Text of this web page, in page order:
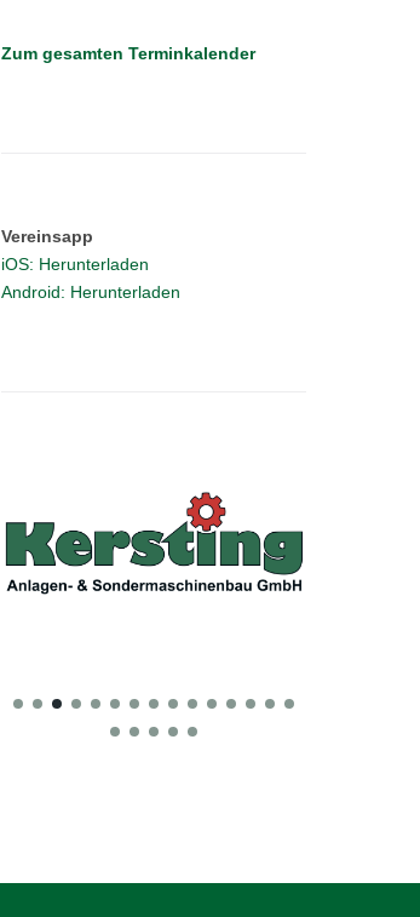
Zum gesamten Terminkalender
Vereinsapp
iOS: Herunterladen
Android: Herunterladen